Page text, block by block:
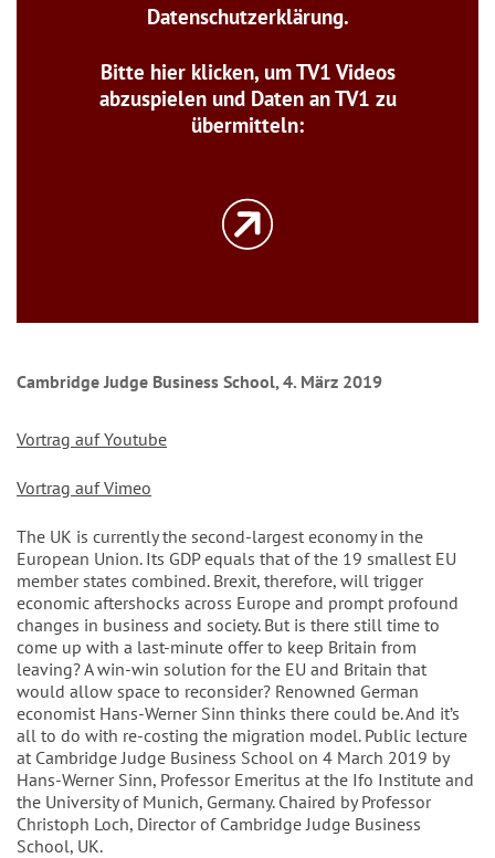
Datenschutzerklärung.
Bitte hier klicken, um TV1 Videos
abzuspielen und Daten an TV1 zu
übermitteln:
Cambridge Judge Business School, 4. März 2019
Vortrag auf Youtube
Vortrag auf Vimeo
The UK is currently the second-largest economy in the
European Union. Its GDP equals that of the 19 smallest EU
member states combined. Brexit, therefore, will trigger
economic aftershocks across Europe and prompt profound
changes in business and society. But is there still time to
come up with a last-minute offer to keep Britain from
leaving? A win-win solution for the EU and Britain that
would allow space to reconsider? Renowned German
economist Hans-Werner Sinn thinks there could be. And it’s
all to do with re-costing the migration model. Public lecture
at Cambridge Judge Business School on 4 March 2019 by
Hans-Werner Sinn, Professor Emeritus at the Ifo Institute and
the University of Munich, Germany. Chaired by Professor
Christoph Loch, Director of Cambridge Judge Business
School, UK.